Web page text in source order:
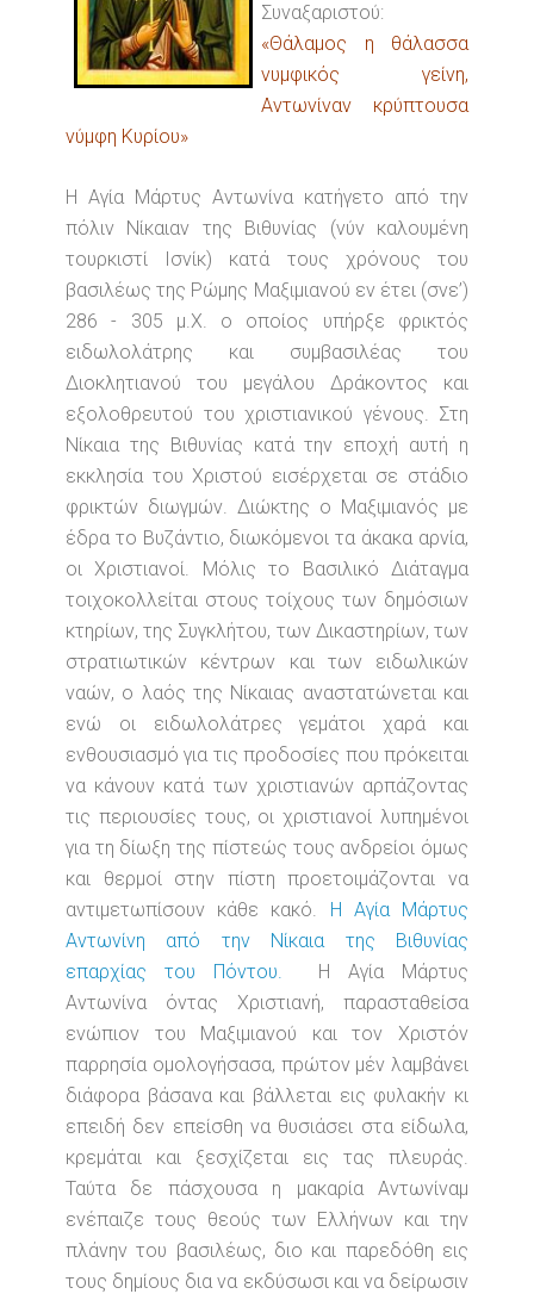
Συναξαριστού:
«Θάλαμος η θάλασσα
νυμφικός γείνη,
Αντωνίναν κρύπτουσα
νύμφη Κυρίου»
Η Αγία Μάρτυς Αντωνίνα κατήγετο από την
πόλιν Νίκαιαν της Βιθυνίας (νύν καλουμένη
τουρκιστί Ισνίκ) κατά τους χρόνους του
βασιλέως της Ρώμης Μαξιμιανού εν έτει (σνε’)
286 - 305 μ.Χ. ο οποίος υπήρξε φρικτός
ειδωλολάτρης και συμβασιλέας του
Διοκλητιανού του μεγάλου Δράκοντος και
εξολοθρευτού του χριστιανικού γένους. Στη
Νίκαια της Βιθυνίας κατά την εποχή αυτή η
εκκλησία του Χριστού εισέρχεται σε στάδιο
φρικτών διωγμών. Διώκτης ο Μαξιμιανός με
έδρα το Βυζάντιο, διωκόμενοι τα άκακα αρνία,
οι Χριστιανοί. Μόλις το Βασιλικό Διάταγμα
τοιχοκολλείται στους τοίχους των δημόσιων
κτηρίων, της Συγκλήτου, των Δικαστηρίων, των
στρατιωτικών κέντρων και των ειδωλικών
ναών, ο λαός της Νίκαιας αναστατώνεται και
ενώ οι ειδωλολάτρες γεμάτοι χαρά και
ενθουσιασμό για τις προδοσίες που πρόκειται
να κάνουν κατά των χριστιανών αρπάζοντας
τις περιουσίες τους, οι χριστιανοί λυπημένοι
για τη δίωξη της πίστεώς τους ανδρείοι όμως
και θερμοί στην πίστη προετοιμάζονται να
αντιμετωπίσουν κάθε κακό. Η Αγία Μάρτυς
Αντωνίνη από την Νίκαια της Βιθυνίας
επαρχίας του Πόντου.
Η Αγία Μάρτυς
Αντωνίνα όντας Χριστιανή, παρασταθείσα
ενώπιον του Μαξιμιανού και τον Χριστόν
παρρησία ομολογήσασα, πρώτον μέν λαμβάνει
διάφορα βάσανα και βάλλεται εις φυλακήν κι
επειδή δεν επείσθη να θυσιάσει στα είδωλα,
κρεμάται και ξεσχίζεται εις τας πλευράς.
Ταύτα δε πάσχουσα η μακαρία Αντωνίναμ
ενέπαιζε τους θεούς των Ελλήνων και την
πλάνην του βασιλέως, διο και παρεδόθη εις
τους δημίους δια να εκδύσωσι και να δείρωσιν